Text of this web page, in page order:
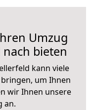
Umzug
bieten
kann viele
um Ihnen
wir Ihnen unsere
an.